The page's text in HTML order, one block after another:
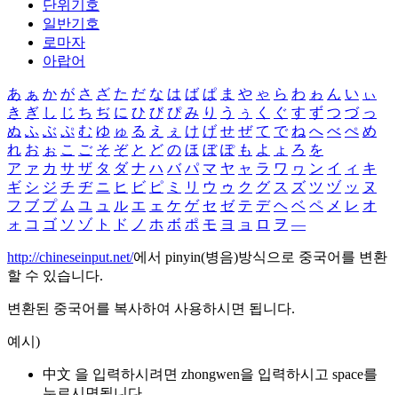
단위기호
일반기호
로마자
아랍어
あ ぁ か が さ ざ た だ な は ば ぱ ま や ゃ ら わ ゎ ん い ぃ
き ぎ し じ ち ぢ に ひ び ぴ み り う ぅ く ぐ す ず つ づ っ
ぬ ふ ぶ ぷ む ゆ ゅ る え ぇ け げ せ ぜ て で ね へ べ ぺ め
れ お ぉ こ ご そ ぞ と ど の ほ ぼ ぽ も よ ょ ろ を
ア ァ カ サ ザ タ ダ ナ ハ バ パ マ ヤ ャ ラ ワ ヮ ン イ ィ キ
ギ シ ジ チ ヂ ニ ヒ ビ ピ ミ リ ウ ゥ ク グ ス ズ ツ ヅ ッ ヌ
フ ブ プ ム ユ ュ ル エ ェ ケ ゲ セ ゼ テ デ ヘ ベ ペ メ レ オ
ォ コ ゴ ソ ゾ ト ド ノ ホ ボ ポ モ ヨ ョ ロ ヲ ―
http://chineseinput.net/에서 pinyin(병음)방식으로 중국어를 변환
할 수 있습니다.
변환된 중국어를 복사하여 사용하시면 됩니다.
예시)
中文 을 입력하시려면 zhongwen을 입력하시고 space를